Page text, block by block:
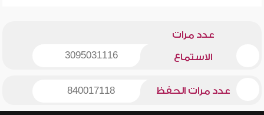
عدد مرات
الاستماع 3095031116
عدد مرات الحفظ 840017118